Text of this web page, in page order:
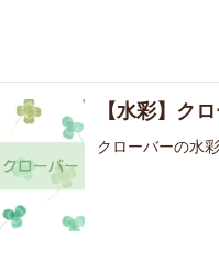
【水彩】ク
クローバーの水